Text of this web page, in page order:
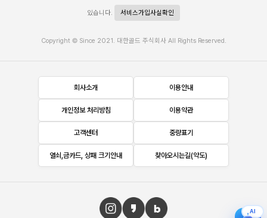
있습니다. 서비스가입사실확인
Copyright © Since 2021. 대한골드 주식회사 All Rights Reserved.
회사소개 이용안내
개인정보 처리방침 이용약관
고객센터 중량표기
열쇠,금카드, 상패 크기안내 찾아오시는길(약도)
AI